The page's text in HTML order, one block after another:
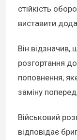
стійкість
виставити
Він
розгортання
поповнення,
заміну
Військовий
відповідає